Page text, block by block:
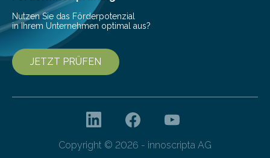
Nutzen Sie das Förderpotenzial
in Ihrem Unternehmen optimal aus?
JETZT PRÜFEN
Copyright © 2026 - innoscripta AG